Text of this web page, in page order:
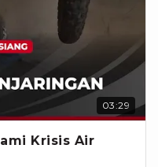
03:29
Krisis Air